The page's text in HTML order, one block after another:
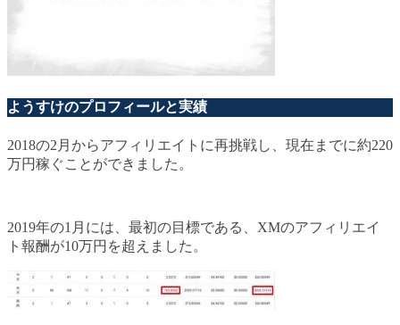
ようすけのプロフィールと実績
2018の2月からアフィリエイトに再挑戦し、現在までに約220
万円稼ぐことができました。
2019年の1月には、最初の目標である、XMのアフィリエイ
ト報酬が10万円を超えました。